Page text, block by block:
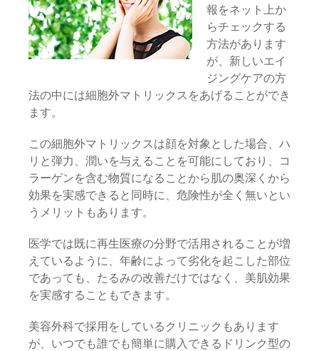
報をネット上か
らチェックする
方法があります
が、新しいエイ
ジングケアの方
法の中には細胞外マトリックスをあげることができ
ます。
この細胞外マトリックスは顔を対象とした場合、ハ
リと弾力、潤いを与えることを可能にしており、コ
ラーゲンを含む物質になることから肌の奥深くから
効果を実感できると同時に、危険性が全く無いとい
うメリットもあります。
医学では既に再生医療の分野で活用されることが増
えているように、年齢によって劣化を起こした部位
であっても、たるみの改善だけではなく、美肌効果
を実感することもできます。
美容外科で採用をしているクリニックもあります
が、いつでも誰でも簡単に購入できるドリンク型の